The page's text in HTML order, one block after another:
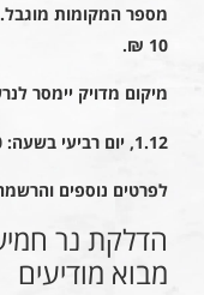
מספר המקומות
10 ₪.
מיקום מדויק יימסר
1.12, יום רביעי בשעה: 16:30
לפרטים נוספים
הדלקת נר
מבוא מודיעים